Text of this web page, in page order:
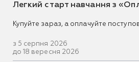
Легкий старт навчання з
Купуйте зараз, а оплачуйте
з 5 серпня 2026
до 18 вересня 2026